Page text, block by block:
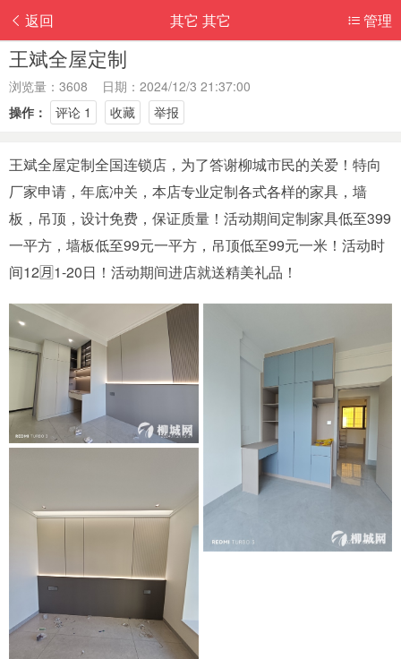
返回 管理
其它 其它
王斌全屋定制
浏览量：3608 日期：2024/12/3 21:37:00
操作：
评论 1 收藏 举报
王斌全屋定制全国连锁店，为了答谢柳城市民的关爱！特向
厂家申请，年底冲关，本店专业定制各式各样的家具，墙
板，吊顶，设计免费，保证质量！活动期间定制家具低至399
一平方，墙板低至99元一平方，吊顶低至99元一米！活动时
间12🈷️1-20日！活动期间进店就送精美礼品！